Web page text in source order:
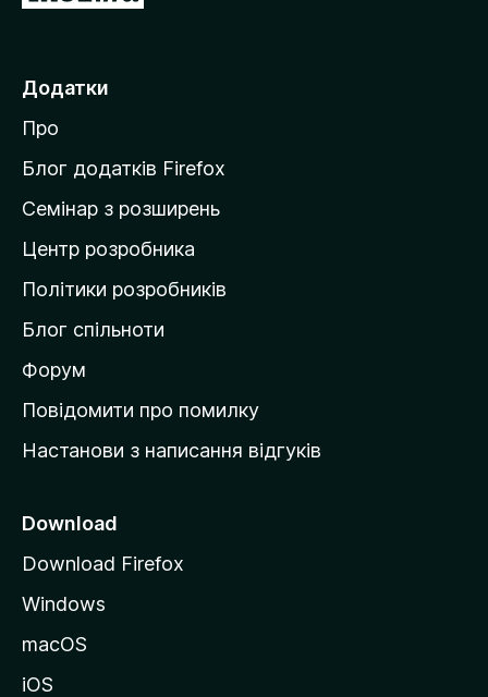
е
й
т
и
а
д
о
і
в
к
M
z
l
l
Додатки
Про
Блог додатків Firefox
Семінар з розширень
Центр розробника
Політики розробників
Блог спільноти
Форум
Повідомити про помилку
Настанови з написання відгуків
Download
Download Firefox
Windows
macOS
iOS